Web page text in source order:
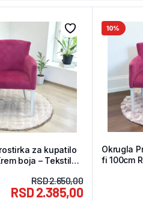
za kupatilo
boja – Tekstil
RSD2.650,00
RSD2.385,00
10%
Okrugla
fi 100cm